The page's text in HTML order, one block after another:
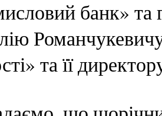
банк» та
та її